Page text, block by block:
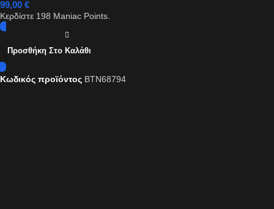
99,00 €
Κερδίστε 198 Maniac Points.
Προσθήκη Στο Καλάθι
Κωδικός προϊόντος BTN68794